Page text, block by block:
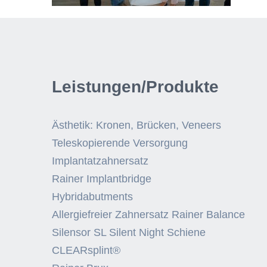
Leistungen/Produkte
Ästhetik: Kronen, Brücken, Veneers
Teleskopierende Versorgung
Implantatzahnersatz
Rainer Implantbridge
Hybridabutments
Allergiefreier Zahnersatz Rainer Balance
Silensor SL Silent Night Schiene
CLEARsplint®